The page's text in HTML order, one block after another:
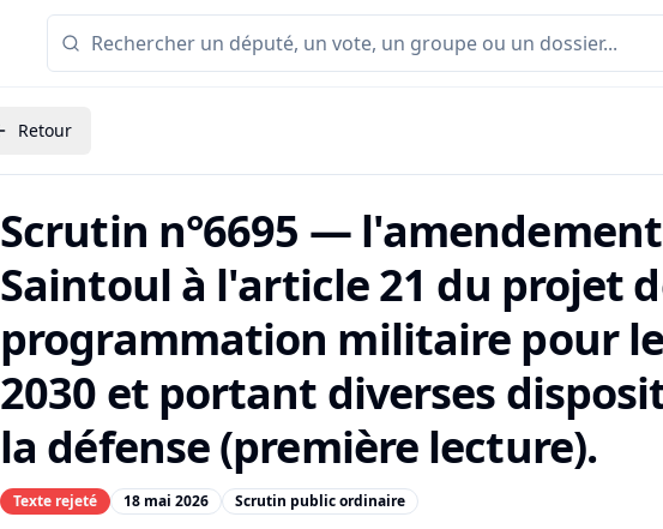
Retour
Scrutin n°6695 — l'amendement
Saintoul à l'article 21 du projet
programmation militaire pour
2030 et portant diverses
la défense (première lecture).
Texte rejeté 18 mai 2026 Scrutin public ordinaire